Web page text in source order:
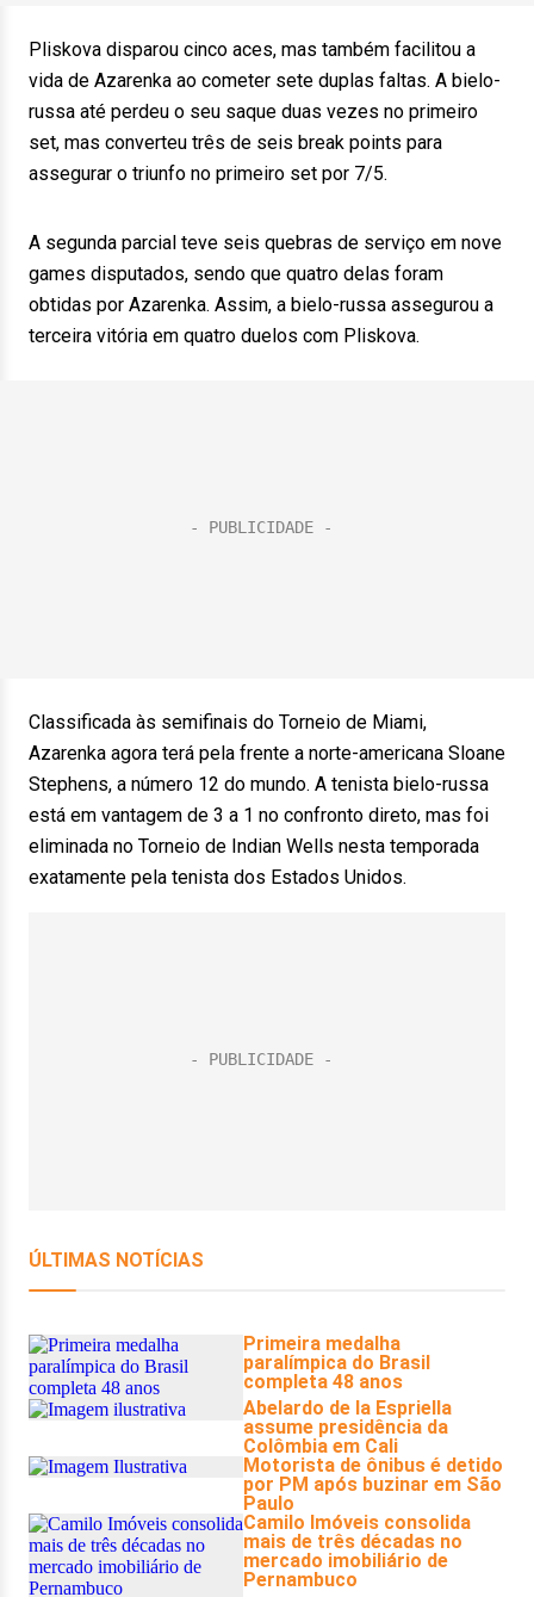
Pliskova disparou cinco aces, mas também facilitou a
vida de Azarenka ao cometer sete duplas faltas. A bielo-
russa até perdeu o seu saque duas vezes no primeiro
set, mas converteu três de seis break points para
assegurar o triunfo no primeiro set por 7/5.
A segunda parcial teve seis quebras de serviço em nove
games disputados, sendo que quatro delas foram
obtidas por Azarenka. Assim, a bielo-russa assegurou a
terceira vitória em quatro duelos com Pliskova.
Classificada às semifinais do Torneio de Miami,
Azarenka agora terá pela frente a norte-americana Sloane
Stephens, a número 12 do mundo. A tenista bielo-russa
está em vantagem de 3 a 1 no confronto direto, mas foi
eliminada no Torneio de Indian Wells nesta temporada
exatamente pela tenista dos Estados Unidos.